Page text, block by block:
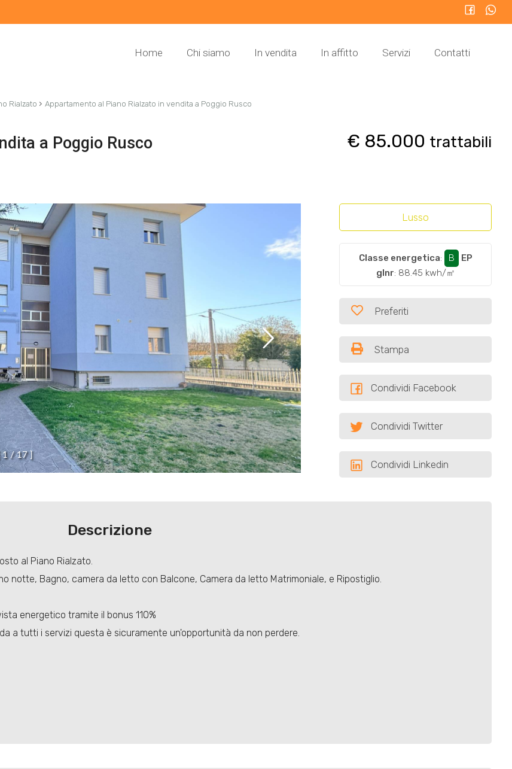
Home Chi siamo In vendita In affitto Servizi Contatti
Rialzato › Appartamento al Piano Rialzato in vendita a Poggio Rusco
a Poggio Rusco € 85.000 trattabili
1 / 17 ]
Lusso
Classe energetica: B
EP
glnr: 88.45 kwh/㎡
Preferiti
Stampa
Condividi Facebook
Condividi Twitter
Condividi Linkedin
Descrizione
al Piano Rialzato.
notte, Bagno, camera da letto con Balcone, Camera da letto Matrimoniale, e Ripostiglio.
energetico tramite il bonus 110%
a tutti i servizi questa è sicuramente un'opportunità da non perdere.